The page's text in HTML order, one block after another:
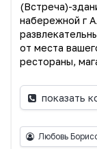
(Встреча)-
набережной г
от места
рестораны,
показать
Любовь